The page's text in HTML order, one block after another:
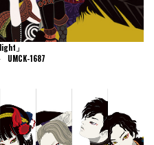
」
UMCK-1687